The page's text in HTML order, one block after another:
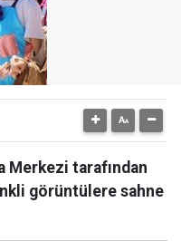
Merkezi tarafından
görüntülere sahne